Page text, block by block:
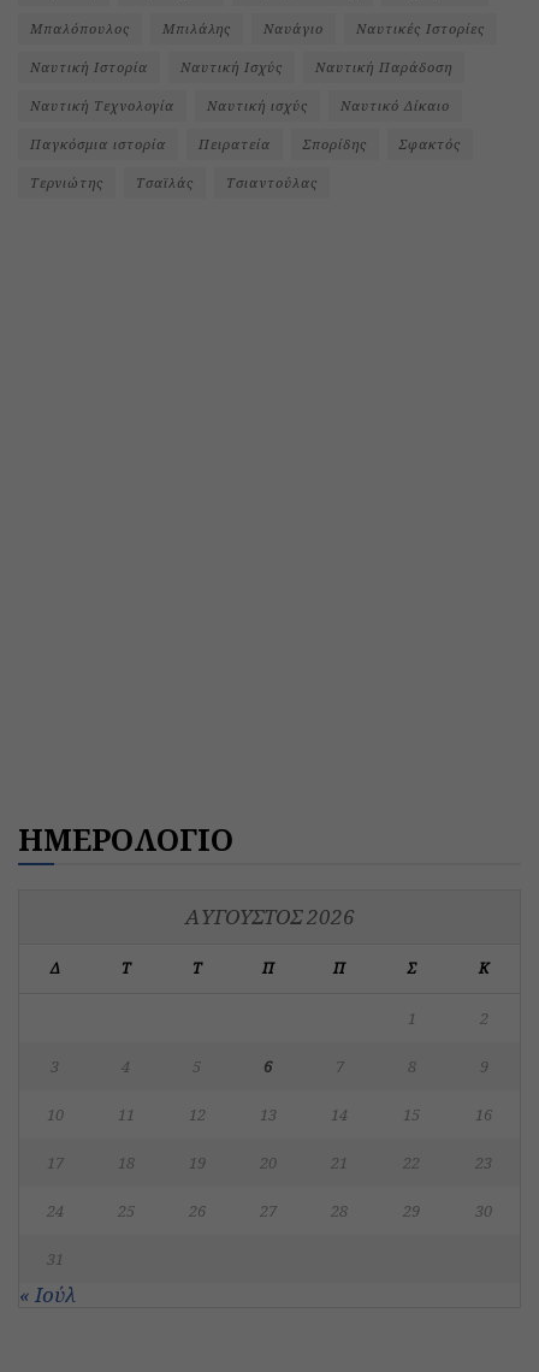
Μπαλόπουλος Μπιλάλης Ναυάγιο Ναυτικές Ιστορίες
Ναυτική Ιστορία Ναυτική Ισχύς Ναυτική Παράδοση
Ναυτική Τεχνολογία Ναυτική ισχύς Ναυτικό Δίκαιο
Παγκόσμια ιστορία Πειρατεία Σπορίδης Σφακτός
Τερνιώτης Τσαϊλάς Τσιαντούλας
ΗΜΕΡΟΛΟΓΙΟ
ΑΎΓΟΥΣΤΟΣ 2026
Δ Τ Τ Π Π Σ Κ
1 2
3 4 5 6 7 8 9
10 11 12 13 14 15 16
17 18 19 20 21 22 23
24 25 26 27 28 29 30
31
« Ιούλ